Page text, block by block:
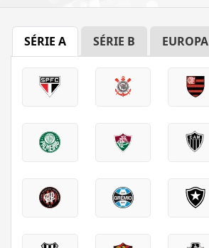
SÉRIE A SÉRIE B EUROPA